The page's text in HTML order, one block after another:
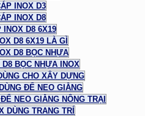
INOX D3
INOX D8
INOX D8 6X19
D8 6X19 LÀ GÌ
D8 BỌC NHỰA
BỌC NHỰA INOX
CHO XÂY DỰNG
ĐỂ NEO GIẰNG
NEO GIẰNG NÔNG TRẠI
DÙNG TRANG TRÍ